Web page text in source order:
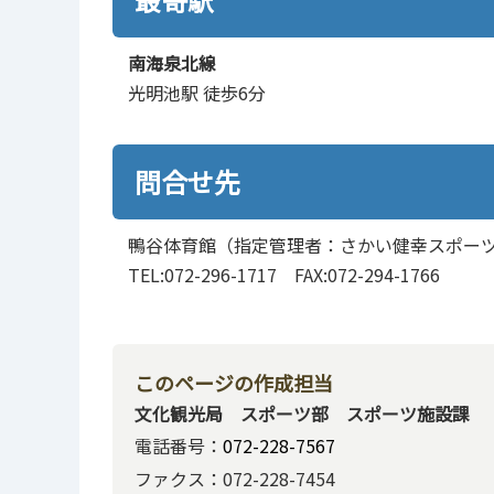
南海泉北線
光明池駅 徒歩6分
問合せ先
鴨谷体育館（指定管理者：さかい健幸スポー
TEL:072-296-1717 FAX:072-294-1766
このページの作成担当
文化観光局 スポーツ部 スポーツ施設課
電話番号： 072-228-7567
ファクス：072-228-7454